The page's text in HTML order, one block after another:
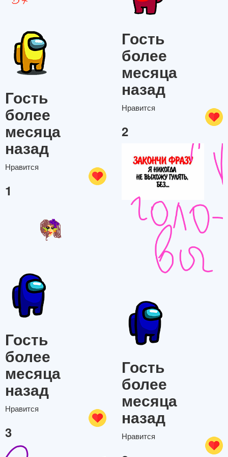
Гость
более
месяца
назад
Нравится
2
Гость
более
месяца
назад
Нравится
1
Гость
более
месяца
назад
Нравится
Гость
более
месяца
назад
Нравится
3